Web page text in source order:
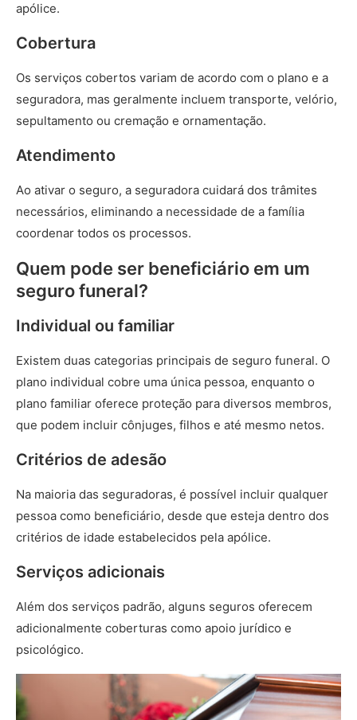
apólice.
Cobertura
Os serviços cobertos variam de acordo com o plano e a
seguradora, mas geralmente incluem transporte, velório,
sepultamento ou cremação e ornamentação.
Atendimento
Ao ativar o seguro, a seguradora cuidará dos trâmites
necessários, eliminando a necessidade de a família
coordenar todos os processos.
Quem pode ser beneficiário em um
seguro funeral?
Individual ou familiar
Existem duas categorias principais de seguro funeral. O
plano individual cobre uma única pessoa, enquanto o
plano familiar oferece proteção para diversos membros,
que podem incluir cônjuges, filhos e até mesmo netos.
Critérios de adesão
Na maioria das seguradoras, é possível incluir qualquer
pessoa como beneficiário, desde que esteja dentro dos
critérios de idade estabelecidos pela apólice.
Serviços adicionais
Além dos serviços padrão, alguns seguros oferecem
adicionalmente coberturas como apoio jurídico e
psicológico.